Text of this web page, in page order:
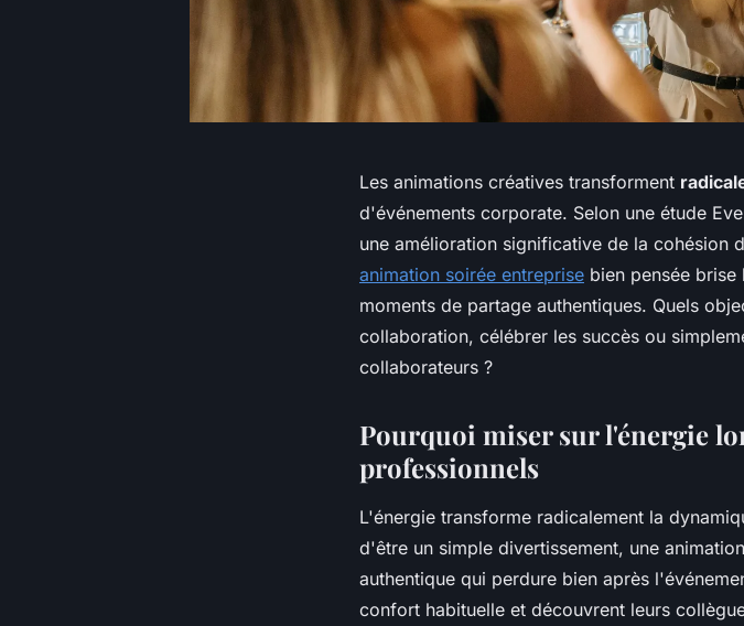
Les animations créatives transforment
d'événements corporate. Selon une étude
une amélioration significative de la cohésion
animation soirée entreprise bien pensée
moments de partage authentiques. Quels
collaboration, célébrer les succès ou
collaborateurs ?
Pourquoi miser sur l'énergie
professionnels
L'énergie transforme radicalement la
d'être un simple divertissement, une
authentique qui perdure bien après
confort habituelle et découvrent leurs